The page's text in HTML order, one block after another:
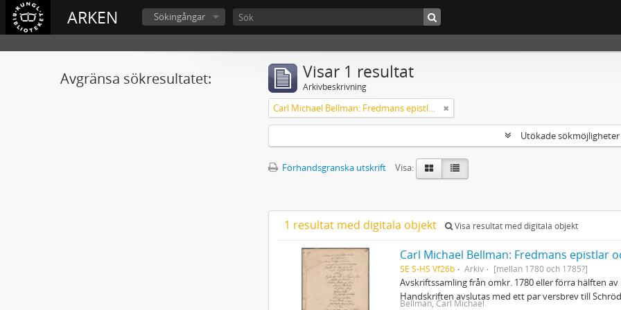
ARKEN Sökingångar
Avgränsa sökresultatet: Visar 1 resultat
Arkivbeskrivning
Carl Michael Bellman: Fredmans epistlar och sånger m.fl. Bellman-texter
Utökade sökmöjligheter
Förhandsgranska utskrift Visa:
1 resultat med digitala objekt Visa resultat med digitala objekt
Carl Michael Bellman: Fredmans epistlar
SE S-HS Vf26b Arkiv [mellan 1780 och 1785?]
Avskriftssamling från omkr. 1780 eller förra hälften
Handskriften avslutas med ett par versbrev till
Bellman, Carl Michael